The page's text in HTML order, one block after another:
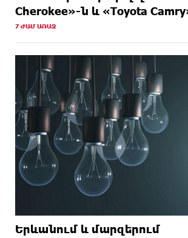
Cherokee»-ն և «Toyota
7 ԺԱՄ ԱՌԱՋ
Երևանում և մարզերում